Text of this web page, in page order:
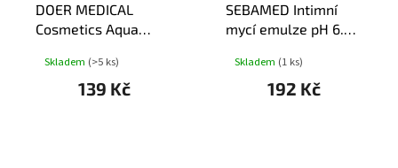
DOER MEDICAL
Cosmetics Aqua
Skladem (>5 ks)
139 Kč
SEBAMED Intimní
mycí emulze pH 6.8
Skladem (1 ks)
192 Kč